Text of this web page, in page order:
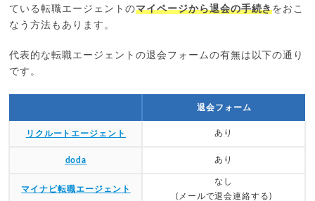
ている転職エージェントのマイページから退会の手続きをおこ
なう方法もあります。
代表的な転職エージェントの退会フォームの有無は以下の通り
です。
退会フォーム
リクルートエージェント あり
doda あり
マイナビ転職エージェント
なし
(メールで退会連絡する)